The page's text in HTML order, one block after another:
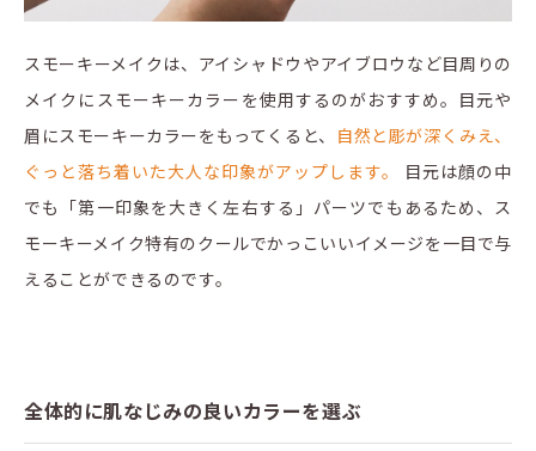
スモーキーメイクは、アイシャドウやアイブロウなど目周りの
メイクにスモーキーカラーを使用するのがおすすめ。目元や
眉にスモーキーカラーをもってくると、
自然と彫が深くみえ、
ぐっと落ち着いた大人な印象がアップします。
目元は顔の中
でも「第一印象を大きく左右する」パーツでもあるため、ス
モーキーメイク特有のクールでかっこいいイメージを一目で与
えることができるのです。
全体的に肌なじみの良いカラーを選ぶ